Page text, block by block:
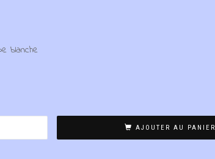
blanche
AJOUTER AU PANIER